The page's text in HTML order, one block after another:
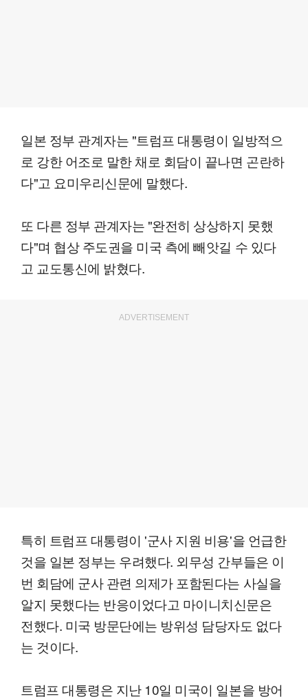
일본 정부 관계자는 "트럼프 대통령이 일방적으
로 강한 어조로 말한 채로 회담이 끝나면 곤란하
다"고 요미우리신문에 말했다.
또 다른 정부 관계자는 "완전히 상상하지 못했
다"며 협상 주도권을 미국 측에 빼앗길 수 있다
고 교도통신에 밝혔다.
ADVERTISEMENT
특히 트럼프 대통령이 '군사 지원 비용'을 언급한
것을 일본 정부는 우려했다. 외무성 간부들은 이
번 회담에 군사 관련 의제가 포함된다는 사실을
알지 못했다는 반응이었다고 마이니치신문은
전했다. 미국 방문단에는 방위성 담당자도 없다
는 것이다.
트럼프 대통령은 지난 10일 미국이 일본을 방어